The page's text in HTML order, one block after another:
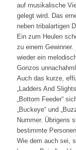
auf musikalische
gelegt wird. Das
neben tribalartigen
Ein zum Heulen
zu einem Gewinner.
wieder ein
Gonzos
Auch das kurze,
„Ladders And
„Bottom Feeder“
„Buckeye“ und
Nummer. Übrigens
bestimmte
Wie dem auch sei,